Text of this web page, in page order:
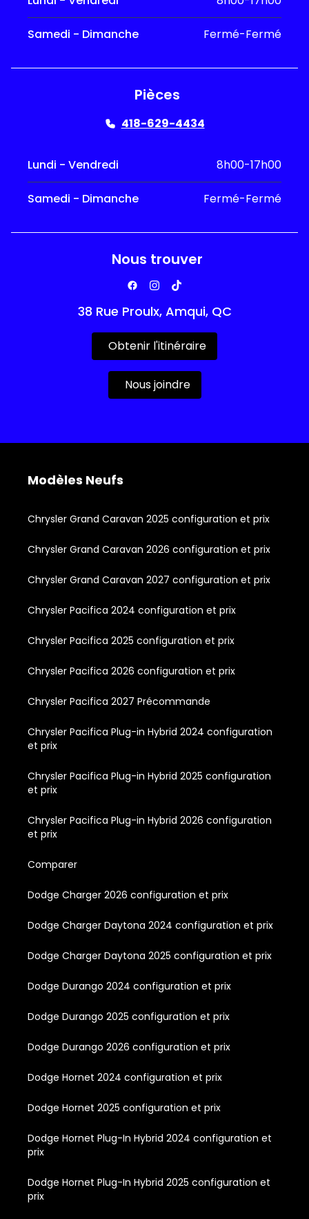
Samedi - Dimanche Fermé-Fermé
Pièces
418-629-4434
Lundi - Vendredi 8h00-17h00
Samedi - Dimanche Fermé-Fermé
Nous trouver
38 Rue Proulx, Amqui, QC
Obtenir l'itinéraire
Nous joindre
Modèles Neufs
Chrysler Grand Caravan 2025 configuration et prix
Chrysler Grand Caravan 2026 configuration et prix
Chrysler Grand Caravan 2027 configuration et prix
Chrysler Pacifica 2024 configuration et prix
Chrysler Pacifica 2025 configuration et prix
Chrysler Pacifica 2026 configuration et prix
Chrysler Pacifica 2027 Précommande
Chrysler Pacifica Plug-in Hybrid 2024 configuration
et prix
Chrysler Pacifica Plug-in Hybrid 2025 configuration
et prix
Chrysler Pacifica Plug-in Hybrid 2026 configuration
et prix
Comparer
Dodge Charger 2026 configuration et prix
Dodge Charger Daytona 2024 configuration et prix
Dodge Charger Daytona 2025 configuration et prix
Dodge Durango 2024 configuration et prix
Dodge Durango 2025 configuration et prix
Dodge Durango 2026 configuration et prix
Dodge Hornet 2024 configuration et prix
Dodge Hornet 2025 configuration et prix
Dodge Hornet Plug-In Hybrid 2024 configuration et
prix
Dodge Hornet Plug-In Hybrid 2025 configuration et
prix